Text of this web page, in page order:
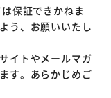
保証できかねま
う、お願いいたし
イトやメールマガ
す。あらかじめご